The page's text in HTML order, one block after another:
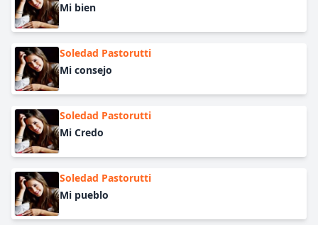
Mi bien
Soledad Pastorutti
Mi consejo
Soledad Pastorutti
Mi Credo
Soledad Pastorutti
Mi pueblo